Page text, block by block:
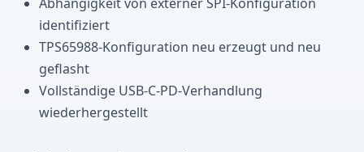
identifiziert
TPS65988-Konfiguration neu erzeugt und neu
geflasht
Vollständige USB-C-PD-Verhandlung
wiederhergestellt